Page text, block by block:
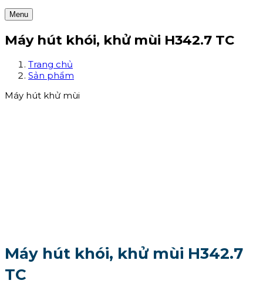
Menu
Máy hút khói, khử mùi H342.7 TC
Trang chủ
Sản phẩm
Máy hút khử mùi
Máy hút khói, khử mùi H342.7
TC